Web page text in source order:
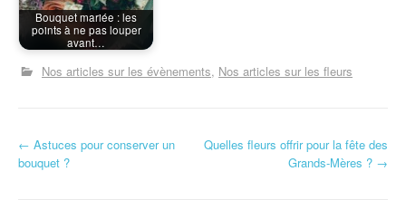
Bouquet mariée : les
points à ne pas louper
avant…
Nos articles sur les évènements Nos articles sur les fleurs
N
← Astuces pour conserver un
bouquet ?
Quelles fleurs offrir pour la fête des
Grands-Mères ? →